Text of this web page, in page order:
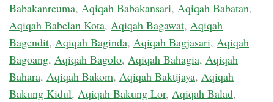
Babakanreuma, Aqiqah Babakansari, Aqiqah Babatan,
Aqiqah Babelan Kota, Aqiqah Bagawat, Aqiqah
Bagendit, Aqiqah Baginda, Aqiqah Bagjasari, Aqiqah
Bagoang, Aqiqah Bagolo, Aqiqah Bahagia, Aqiqah
Bahara, Aqiqah Bakom, Aqiqah Baktijaya, Aqiqah
Bakung Kidul, Aqiqah Bakung Lor, Aqiqah Balad,